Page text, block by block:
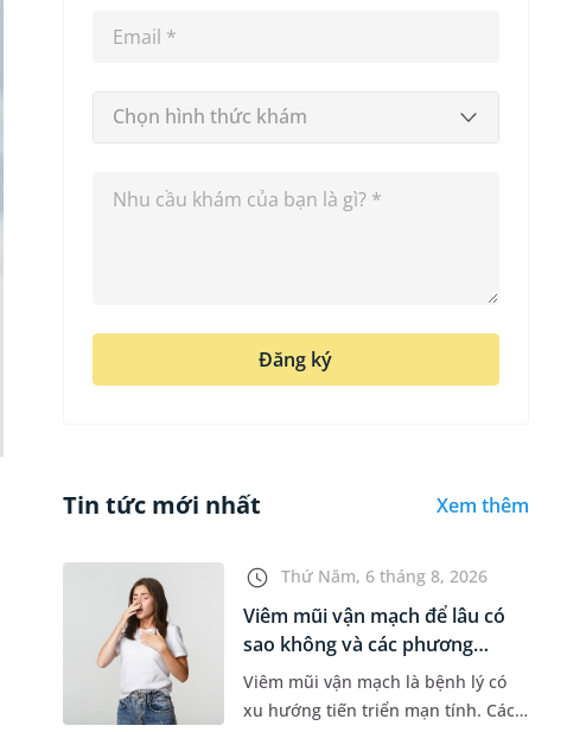
Chọn hình thức khám
Đăng ký
Tin tức mới nhất Xem thêm
Thứ Năm, 6 tháng 8, 2026
Viêm mũi vận mạch để lâu có
sao không và các phương
pháp...
Viêm mũi vận mạch là bệnh lý có
xu hướng tiến triển mạn tính. Các